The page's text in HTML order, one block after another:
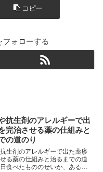
コピー
ォローする
抗生剤のアレルギーで出
完治させる薬の仕組みと
の道のり
生剤のアレルギーで出た薬疹
る薬の仕組みと治るまでの道
食べたもののせいか、あるい